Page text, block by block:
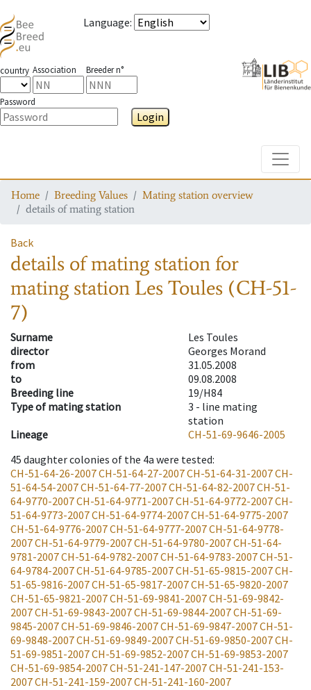
Language:
country Association Breeder n°
Password
Login
Home Breeding Values
Mating station overview
details of mating station
Back
details of mating stationfor
mating stationLes Toules (CH-51-
7)
Surname
Les Toules
director
Georges Morand
from
31.05.2008
to
09.08.2008
Breeding line
19/H84
Type of mating station
3 - line mating
station
Lineage
CH-51-69-9646-2005
45 daughter colonies of the 4a were tested:
CH-51-64-26-2007CH-51-64-27-2007CH-51-64-31-2007CH-
51-64-54-2007CH-51-64-77-2007CH-51-64-82-2007CH-51-
64-9770-2007CH-51-64-9771-2007CH-51-64-9772-2007CH-
51-64-9773-2007CH-51-64-9774-2007CH-51-64-9775-2007
CH-51-64-9776-2007CH-51-64-9777-2007CH-51-64-9778-
2007CH-51-64-9779-2007CH-51-64-9780-2007CH-51-64-
9781-2007CH-51-64-9782-2007CH-51-64-9783-2007CH-51-
64-9784-2007CH-51-64-9785-2007CH-51-65-9815-2007CH-
51-65-9816-2007CH-51-65-9817-2007CH-51-65-9820-2007
CH-51-65-9821-2007CH-51-69-9841-2007CH-51-69-9842-
2007CH-51-69-9843-2007CH-51-69-9844-2007CH-51-69-
9845-2007CH-51-69-9846-2007CH-51-69-9847-2007CH-51-
69-9848-2007CH-51-69-9849-2007CH-51-69-9850-2007CH-
51-69-9851-2007CH-51-69-9852-2007CH-51-69-9853-2007
CH-51-69-9854-2007CH-51-241-147-2007CH-51-241-153-
2007CH-51-241-159-2007CH-51-241-160-2007